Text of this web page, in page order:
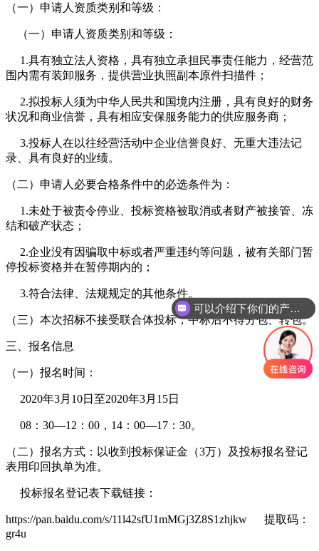
（一）申请人资质类别和等级：
（一）申请人资质类别和等级：
1.具有独立法人资格，具有独立承担民事责任能力，经营范
围内需有装卸服务，提供营业执照副本原件扫描件；
2.拟投标人须为中华人民共和国境内注册，具有良好的财务
状况和商业信誉，具有相应安保服务能力的供应服务商；
3.投标人在以往经营活动中企业信誉良好、无重大违法记
录、具有良好的业绩。
（二）申请人必要合格条件中的必选条件为：
1.未处于被责令停业、投标资格被取消或者财产被接管、冻
结和破产状态；
2.企业没有因骗取中标或者严重违约等问题，被有关部门暂
停投标资格并在暂停期内的；
3.符合法律、法规规定的其他条件。
（三）本次招标不接受联合体投标，中标后不得分包、转包。
三、报名信息
（一）报名时间：
2020年3月10日至2020年3月15日
08：30—12：00，14：00—17：30。
（二）报名方式：以收到投标保证金（3万）及投标报名登记
表用印回执单为准。
投标报名登记表下载链接：
https://pan.baidu.com/s/11l42sfU1mMGj3Z8S1zhjkw 提取码：
gr4u
可以介绍下你们的产品么